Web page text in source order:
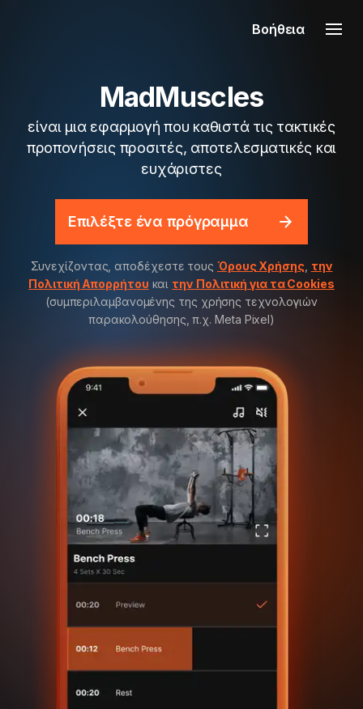
Βοήθεια
MadMuscles
είναι μια εφαρμογή που καθιστά τις τακτικές
προπονήσεις προσιτές, αποτελεσματικές και
ευχάριστες
Επιλέξτε ένα πρόγραμμα
Συνεχίζοντας, αποδέχεστε τους Όρους Χρήσης, την
Πολιτική Απορρήτου και την Πολιτική για τα Cookies
(συμπεριλαμβανομένης της χρήσης τεχνολογιών
παρακολούθησης, π.χ. Meta Pixel)